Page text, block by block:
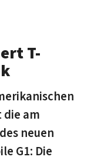
T-
am
neuen
G1: Die